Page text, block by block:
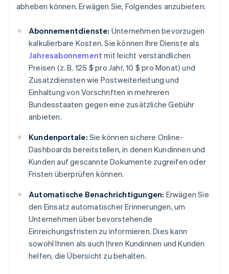
abheben können. Erwägen Sie, Folgendes anzubieten:
Abonnementdienste: Unternehmen bevorzugen
kalkulierbare Kosten. Sie können Ihre Dienste als
Jahresabonnement mit leicht verständlichen
Preisen (z. B. 125 $ pro Jahr, 10 $ pro Monat) und
Zusatzdiensten wie Postweiterleitung und
Einhaltung von Vorschriften in mehreren
Bundesstaaten gegen eine zusätzliche Gebühr
anbieten.
Kundenportale: Sie können sichere Online-
Dashboards bereitstellen, in denen Kundinnen und
Kunden auf gescannte Dokumente zugreifen oder
Fristen überprüfen können.
Automatische Benachrichtigungen: Erwägen Sie
den Einsatz automatischer Erinnerungen, um
Unternehmen über bevorstehende
Einreichungsfristen zu informieren. Dies kann
sowohl Ihnen als auch Ihren Kundinnen und Kunden
helfen, die Übersicht zu behalten.